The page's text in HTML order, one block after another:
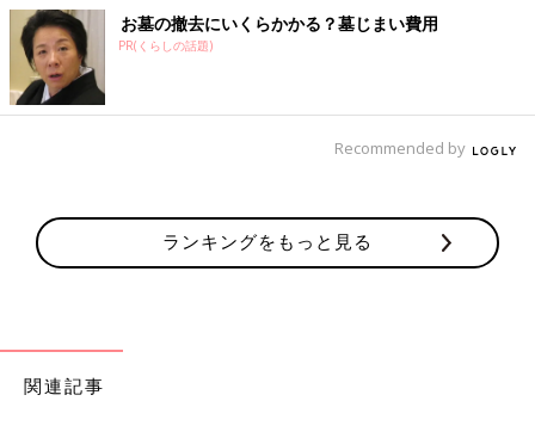
タニティベリーペイント（有料）」、妊娠月齢と同じ重さの「
児人形抱っこ体験コーナー」も！
※プログラムによっては、抽選または参加人数に限りがありま
す。
お墓の撤去にいくらかかる？墓じまい費用
PR(くらしの話題)
Recommended by
ランキングをもっと見る
関連記事